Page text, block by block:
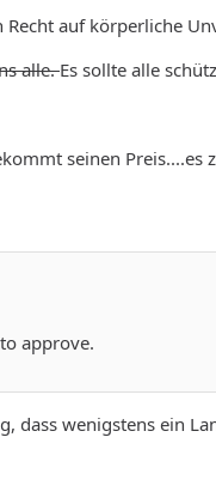
auf körperliche
alle.Es sollte alle
seinen
approve.
dass wenigstens ein